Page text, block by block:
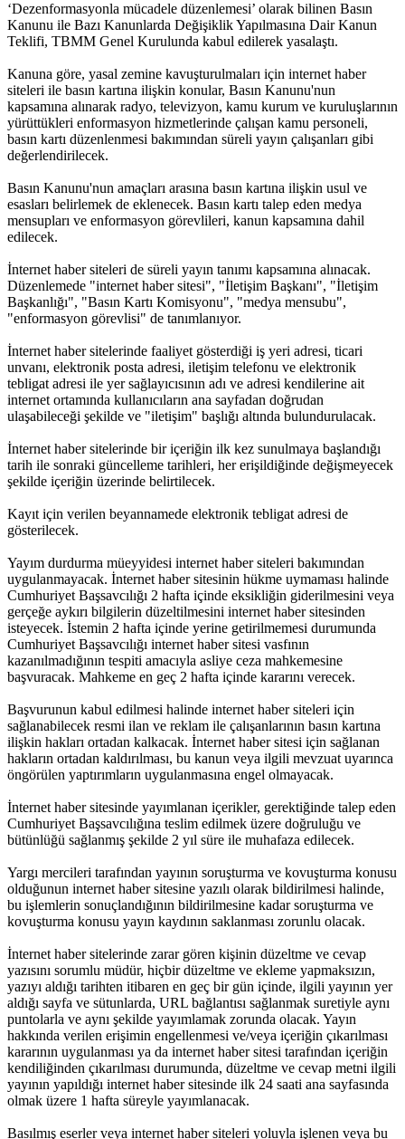
‘Dezenformasyonla mücadele düzenlemesi’ olarak bilinen Basın
Kanunu ile Bazı Kanunlarda Değişiklik Yapılmasına Dair Kanun
Teklifi, TBMM Genel Kurulunda kabul edilerek yasalaştı.
Kanuna göre, yasal zemine kavuşturulmaları için internet haber
siteleri ile basın kartına ilişkin konular, Basın Kanunu'nun
kapsamına alınarak radyo, televizyon, kamu kurum ve kuruluşlarının
yürüttükleri enformasyon hizmetlerinde çalışan kamu personeli,
basın kartı düzenlenmesi bakımından süreli yayın çalışanları gibi
değerlendirilecek.
Basın Kanunu'nun amaçları arasına basın kartına ilişkin usul ve
esasları belirlemek de eklenecek. Basın kartı talep eden medya
mensupları ve enformasyon görevlileri, kanun kapsamına dahil
edilecek.
İnternet haber siteleri de süreli yayın tanımı kapsamına alınacak.
Düzenlemede "internet haber sitesi", "İletişim Başkanı", "İletişim
Başkanlığı", "Basın Kartı Komisyonu", "medya mensubu",
"enformasyon görevlisi" de tanımlanıyor.
İnternet haber sitelerinde faaliyet gösterdiği iş yeri adresi, ticari
unvanı, elektronik posta adresi, iletişim telefonu ve elektronik
tebligat adresi ile yer sağlayıcısının adı ve adresi kendilerine ait
internet ortamında kullanıcıların ana sayfadan doğrudan
ulaşabileceği şekilde ve "iletişim" başlığı altında bulundurulacak.
İnternet haber sitelerinde bir içeriğin ilk kez sunulmaya başlandığı
tarih ile sonraki güncelleme tarihleri, her erişildiğinde değişmeyecek
şekilde içeriğin üzerinde belirtilecek.
Kayıt için verilen beyannamede elektronik tebligat adresi de
gösterilecek.
Yayım durdurma müeyyidesi internet haber siteleri bakımından
uygulanmayacak. İnternet haber sitesinin hükme uymaması halinde
Cumhuriyet Başsavcılığı 2 hafta içinde eksikliğin giderilmesini veya
gerçeğe aykırı bilgilerin düzeltilmesini internet haber sitesinden
isteyecek. İstemin 2 hafta içinde yerine getirilmemesi durumunda
Cumhuriyet Başsavcılığı internet haber sitesi vasfının
kazanılmadığının tespiti amacıyla asliye ceza mahkemesine
başvuracak. Mahkeme en geç 2 hafta içinde kararını verecek.
Başvurunun kabul edilmesi halinde internet haber siteleri için
sağlanabilecek resmi ilan ve reklam ile çalışanlarının basın kartına
ilişkin hakları ortadan kalkacak. İnternet haber sitesi için sağlanan
hakların ortadan kaldırılması, bu kanun veya ilgili mevzuat uyarınca
öngörülen yaptırımların uygulanmasına engel olmayacak.
İnternet haber sitesinde yayımlanan içerikler, gerektiğinde talep eden
Cumhuriyet Başsavcılığına teslim edilmek üzere doğruluğu ve
bütünlüğü sağlanmış şekilde 2 yıl süre ile muhafaza edilecek.
Yargı mercileri tarafından yayının soruşturma ve kovuşturma konusu
olduğunun internet haber sitesine yazılı olarak bildirilmesi halinde,
bu işlemlerin sonuçlandığının bildirilmesine kadar soruşturma ve
kovuşturma konusu yayın kaydının saklanması zorunlu olacak.
İnternet haber sitelerinde zarar gören kişinin düzeltme ve cevap
yazısını sorumlu müdür, hiçbir düzeltme ve ekleme yapmaksızın,
yazıyı aldığı tarihten itibaren en geç bir gün içinde, ilgili yayının yer
aldığı sayfa ve sütunlarda, URL bağlantısı sağlanmak suretiyle aynı
puntolarla ve aynı şekilde yayımlamak zorunda olacak. Yayın
hakkında verilen erişimin engellenmesi ve/veya içeriğin çıkarılması
kararının uygulanması ya da internet haber sitesi tarafından içeriğin
kendiliğinden çıkarılması durumunda, düzeltme ve cevap metni ilgili
yayının yapıldığı internet haber sitesinde ilk 24 saati ana sayfasında
olmak üzere 1 hafta süreyle yayımlanacak.
Basılmış eserler veya internet haber siteleri yoluyla işlenen veya bu